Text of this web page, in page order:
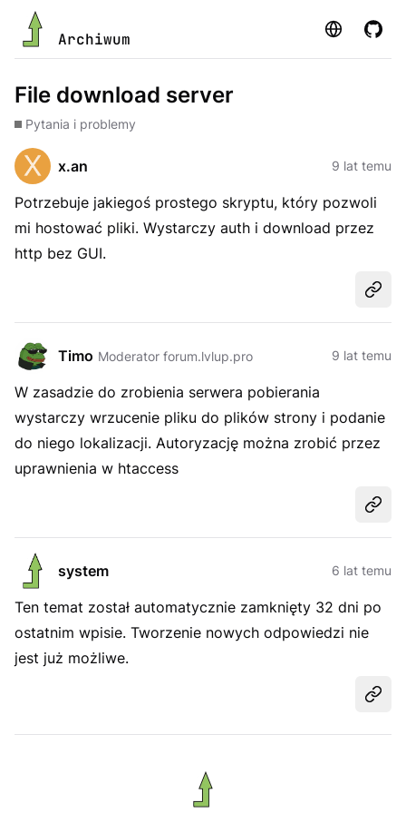
Archiwum Strona
File download server
Pytania i problemy
x.an 9 lat temu
Potrzebuje jakiegoś prostego skryptu, który pozwoli
mi hostować pliki. Wystarczy auth i download przez
http bez GUI.
Timo Moderator forum.lvlup.pro 9 lat temu
W zasadzie do zrobienia serwera pobierania
wystarczy wrzucenie pliku do plików strony i podanie
do niego lokalizacji. Autoryzację można zrobić przez
uprawnienia w htaccess
system 6 lat temu
Ten temat został automatycznie zamknięty 32 dni po
ostatnim wpisie. Tworzenie nowych odpowiedzi nie
jest już możliwe.